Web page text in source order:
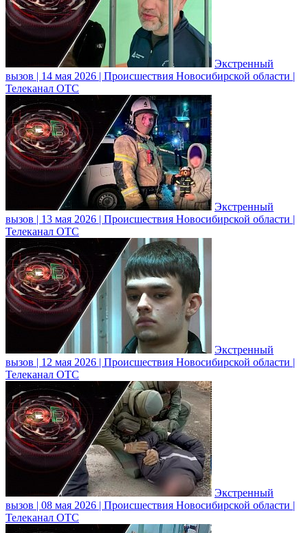
Экстренный
вызов | 14 мая 2026 | Происшествия Новосибирской области |
Телеканал ОТС
Экстренный
вызов | 13 мая 2026 | Происшествия Новосибирской области |
Телеканал ОТС
Экстренный
вызов | 12 мая 2026 | Происшествия Новосибирской области |
Телеканал ОТС
Экстренный
вызов | 08 мая 2026 | Происшествия Новосибирской области |
Телеканал ОТС